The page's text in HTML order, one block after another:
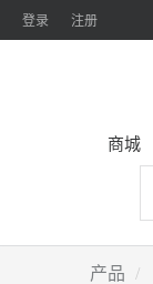
登录 注册
商城
产品